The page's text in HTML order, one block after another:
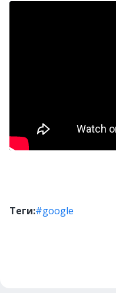
Теги:#google